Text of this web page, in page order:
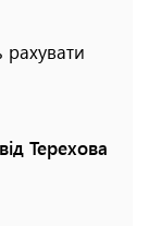
Терехова